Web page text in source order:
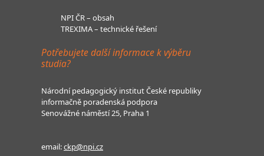
NPI ČR – obsah
TREXIMA – technické řešení
Potřebujete další informace k výběru
studia?
Národní pedagogický institut České republiky
informačně poradenská podpora
Senovážné náměstí 25, Praha 1
email:ckp@npi.cz